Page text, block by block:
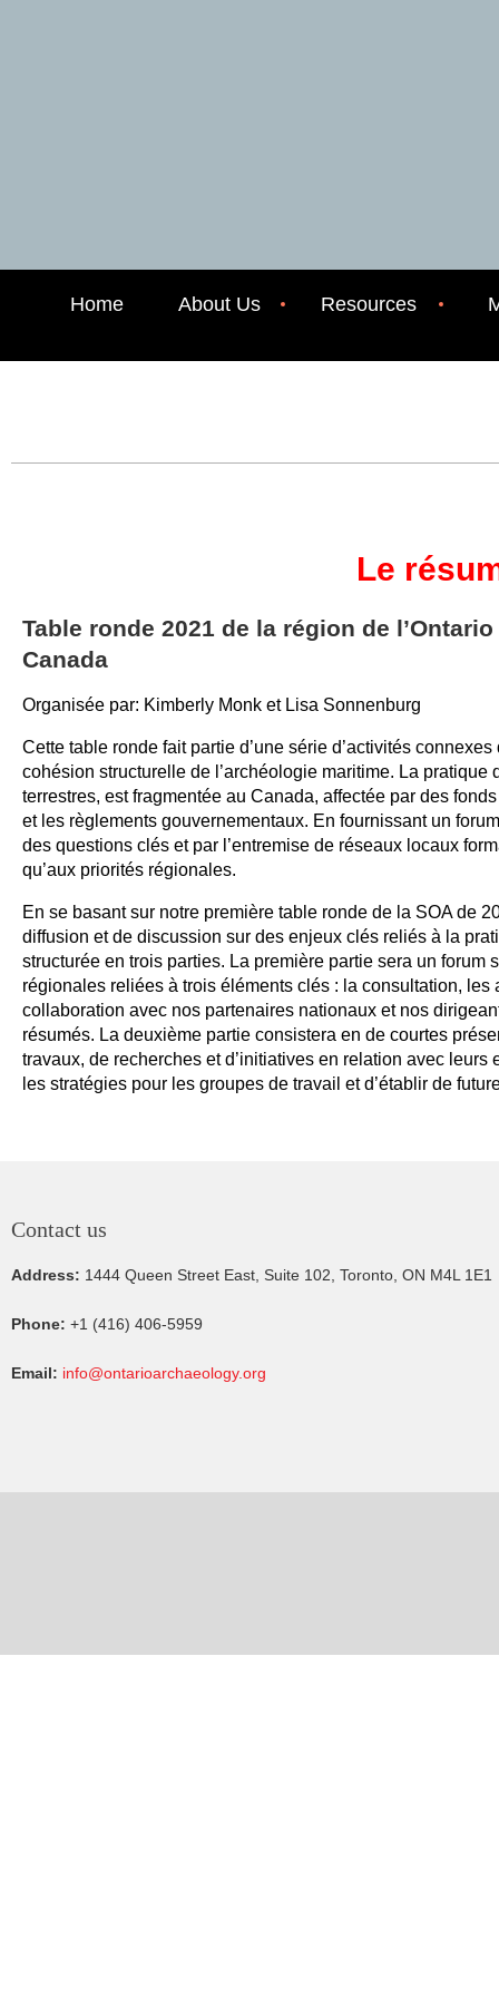
Home About Us Resources
Le
Table ronde 2021 de la région de
Canada
Organisée par: Kimberly Monk et Lisa Sonnenburg
Cette table ronde fait partie d’une série d’activités
cohésion structurelle de l’archéologie maritime. La
terrestres, est fragmentée au Canada, affectée par des
et les règlements gouvernementaux. En fournissant un
des questions clés et par l’entremise de réseaux locaux
qu’aux priorités régionales.
En se basant sur notre première table ronde de la SOA de
diffusion et de discussion sur des enjeux clés reliés à la
structurée en trois parties. La première partie sera un
régionales reliées à trois éléments clés : la consultation,
collaboration avec nos partenaires nationaux et nos
résumés. La deuxième partie consistera en de courtes
travaux, de recherches et d’initiatives en relation avec
les stratégies pour les groupes de travail et d’établir de
Contact us
Address: 1444 Queen Street East, Suite 102, Toronto, ON M4L 1E1
Phone: +1 (416) 406-5959
Email: info@ontarioarchaeology.org